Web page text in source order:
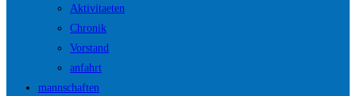
Aktivitaeten
Chronik
Vorstand
anfahrt
mannschaften